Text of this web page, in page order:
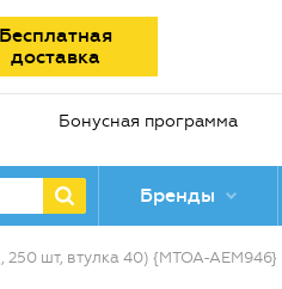
Бесплатная
доставка
Бонусная программа
Бренды
250 шт, втулка 40) {MTOA-AEM946}